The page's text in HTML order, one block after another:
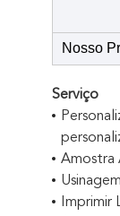
Nosso
Serviço
Amostra
Imprimir